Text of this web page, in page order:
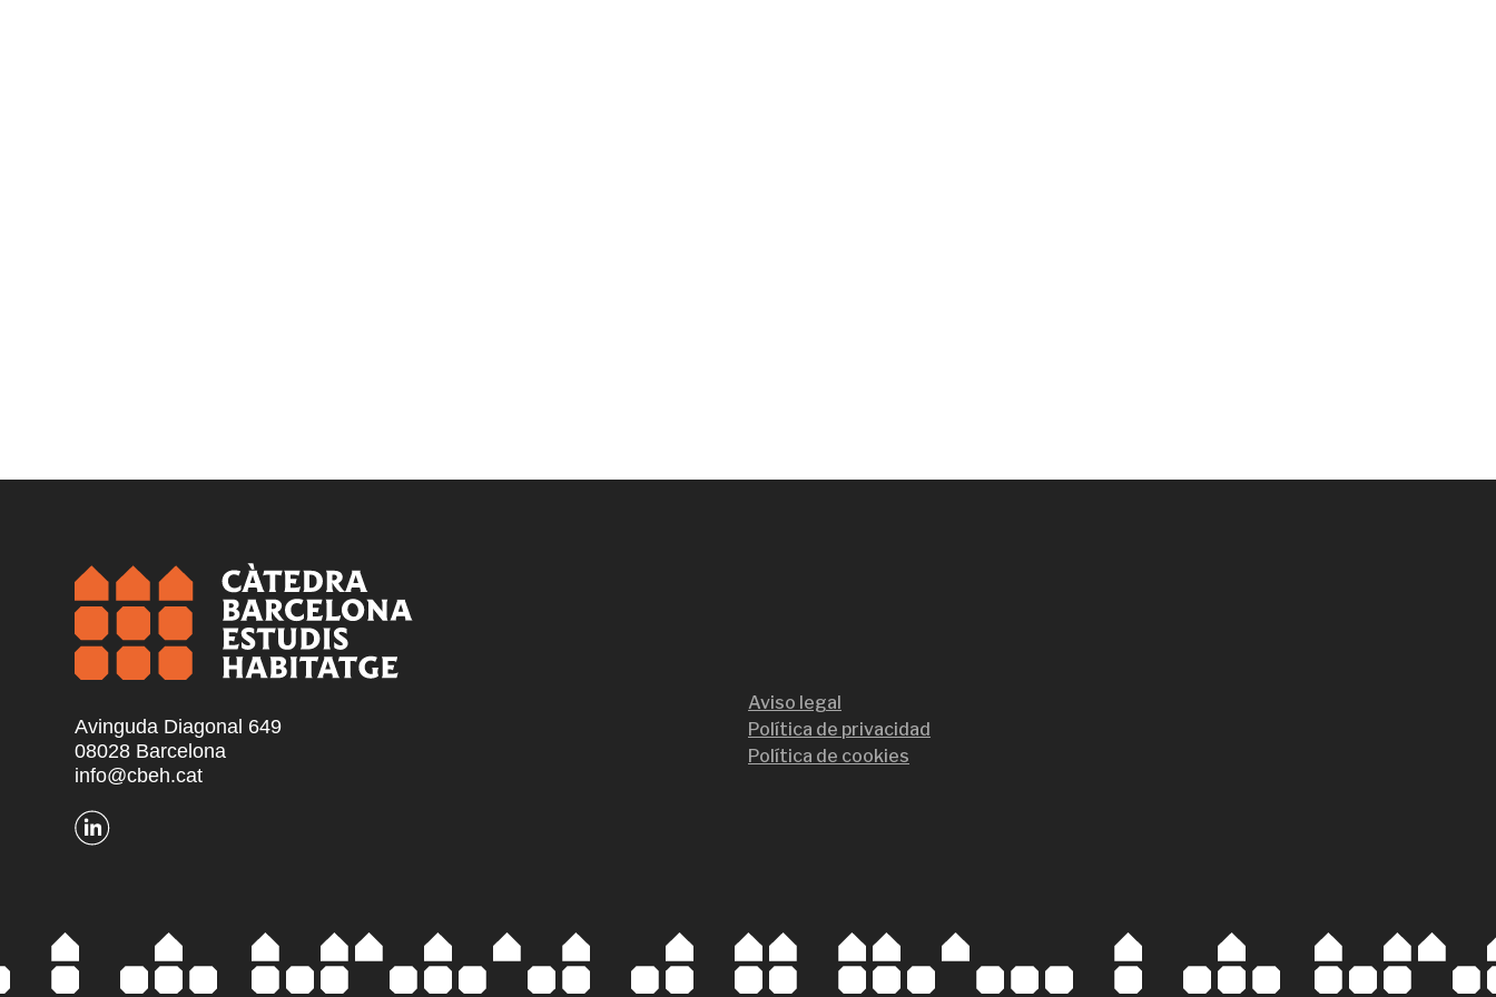
Avinguda Diagonal 649
08028 Barcelona
info@cbeh.cat
Aviso legal
Política de privacidad
Política de cookies